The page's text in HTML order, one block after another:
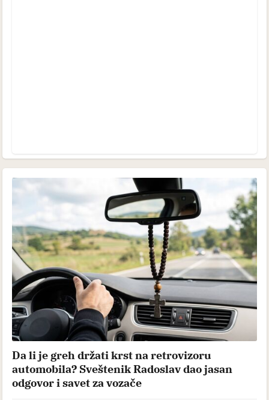
Da li je greh držati krst na retrovizoru
automobila? Sveštenik Radoslav dao jasan
odgovor i savet za vozače